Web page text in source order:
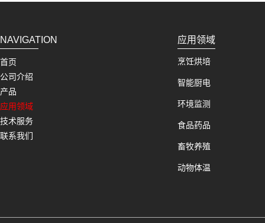
NAVIGATION
首页
公司介绍
产品
应用领域
技术服务
联系我们
应用领域
烹饪烘培
智能厨电
环境监测
食品药品
畜牧养殖
动物体温